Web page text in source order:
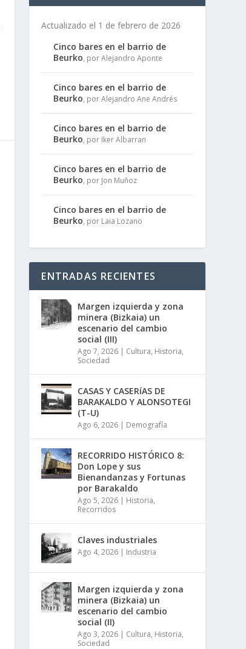
Actualizado el 1 de febrero de 2026
Cinco bares en el barrio de
Beurko, por Alejandro Aponte
Cinco bares en el barrio de
Beurko, por Alejandro Ane Andrés
Cinco bares en el barrio de
Beurko, por Iker Albarran
Cinco bares en el barrio de
Beurko, por Jon Muñoz
Cinco bares en el barrio de
Beurko, por Laia Lozano
ENTRADAS RECIENTES
Margen izquierda y zona
minera (Bizkaia) un
escenario del cambio
social (III)
Ago 7, 2026 | Cultura, Historia,
Sociedad
CASAS Y CASERíAS DE
BARAKALDO Y ALONSOTEGI
(T-U)
Ago 6, 2026 | Demografía
RECORRIDO HISTÓRICO 8:
Don Lope y sus
Bienandanzas y Fortunas
por Barakaldo
Ago 5, 2026 | Historia,
Recorridos
Claves industriales
Ago 4, 2026 | Industria
Margen izquierda y zona
minera (Bizkaia) un
escenario del cambio
social (II)
Ago 3, 2026 | Cultura, Historia,
Sociedad